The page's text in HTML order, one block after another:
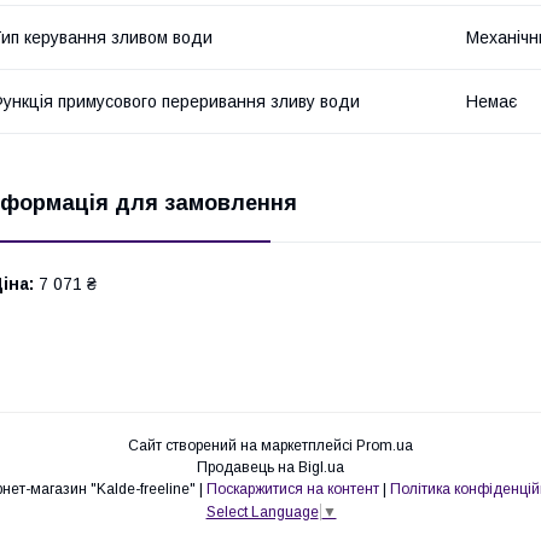
керування зливом води
примусового переривання зливу води Немає
для замовлення
7 071 ₴
Сайт створений на маркетплейсі Prom.ua
Продавець на Bigl.ua
Інтернет-магазин "Kalde-freeline" | Поскаржитися на контент | Політика
Select Language ▼